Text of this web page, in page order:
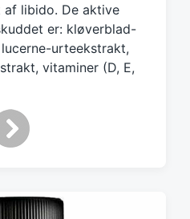
af libido. De aktive
er: kløverblad-
urteekstrakt,
vitaminer (D, E,